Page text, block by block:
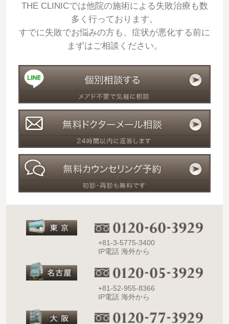
THE CLINICでは他院の施術による失敗治療も数
多く行っております。
すでに失敗でお悩みの方も、症状が悪化する前に
まずはご相談ください。
+81-3-5775-3400
IP電話 海外から
+81-52-955-8366
IP電話 海外から